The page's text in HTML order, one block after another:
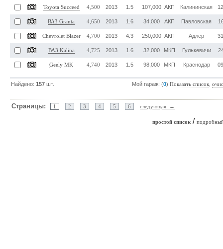
Toyota Succeed 4,500 2013 1.5 107,000 АКП Калининская
ВАЗ Granta 4,650 2013 1.6 34,000 АКП Павловская
Chevrolet Blazer 4,700 2013 4.3 250,000 АКП Адлер
ВАЗ Kalina 4,725 2013 1.6 32,000 МКП Гулькевичи
Geely MK 4,740 2013 1.5 98,000 МКП Краснодар
Найдено:157 шт. Мой гараж: (0)Показать список ,
Страницы: 1 2 3 4 5 6 следующая →
простой список/